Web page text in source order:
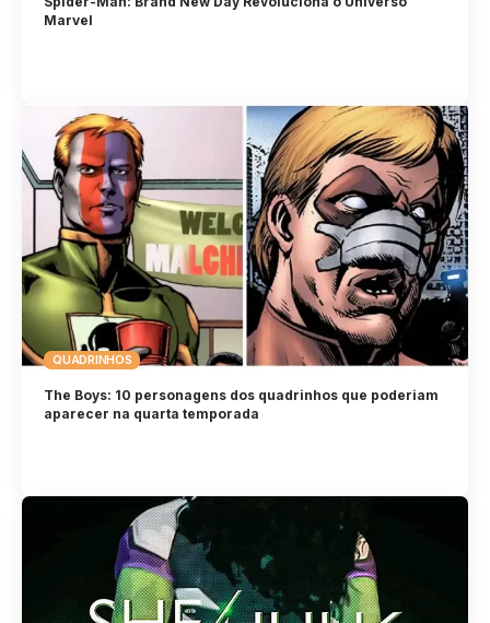
Marvel
QUADRINHOS
The Boys: 10 personagens dos quadrinhos que poderiam
aparecer na quarta temporada